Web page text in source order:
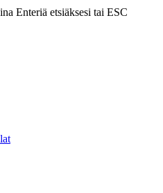
Enteriä etsiäksesi tai ESC